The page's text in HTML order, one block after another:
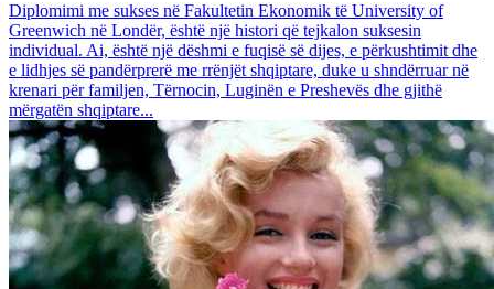
Diplomimi me sukses në Fakultetin Ekonomik të University of
Greenwich në Londër, është një histori që tejkalon suksesin
individual. Ai, është një dëshmi e fuqisë së dijes, e përkushtimit dhe
e lidhjes së pandërprerë me rrënjët shqiptare, duke u shndërruar në
krenari për familjen, Tërnocin, Luginën e Preshevës dhe gjithë
mërgatën shqiptare...